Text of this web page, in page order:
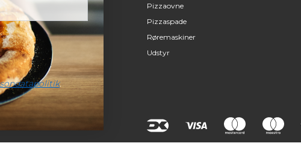
Pizzaovne
Pizzaspade
Røremaskiner
Udstyr
.